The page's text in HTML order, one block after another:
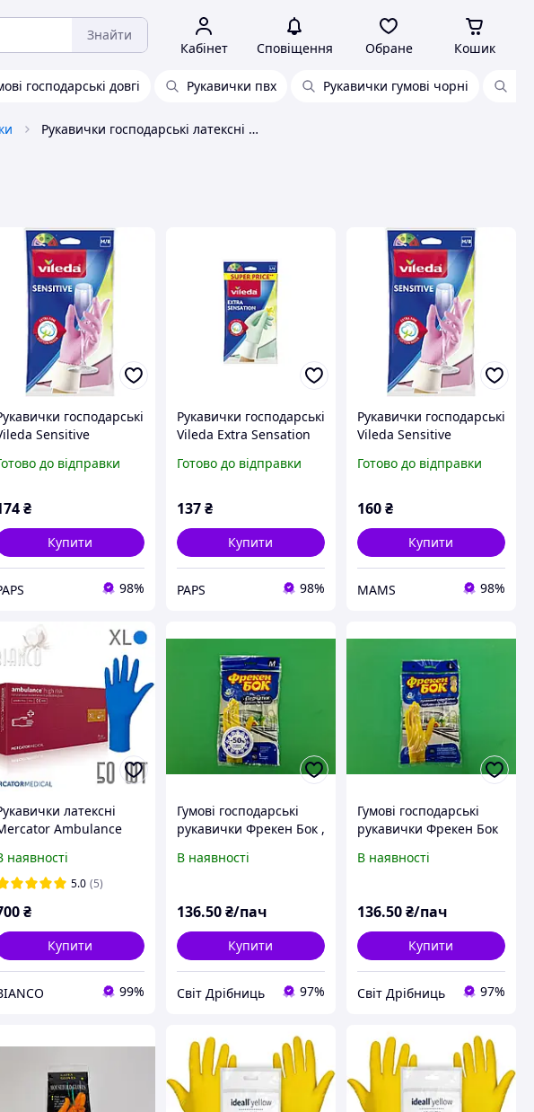
Знайти
Кабінет Сповіщення Обране Кошик
господарські довгі Рукавички пвх Рукавички гумові чорні
Рукавички господарські латексні робіт
господарські
Sensitive
робіт Розмір
до відправки
₴
Купити
98%
Рукавички господарські
Vileda Extra Sensation
делікатних робіт Розмір
Готово до відправки
137 ₴
Купити
PAPS 98%
Рукавички господарські
Vileda Sensitive
делікатних робіт Розмір
(p580109)
Готово до відправки
160₴
Купити
MAMS 98%
латексні
Ambulance
господарські
пудри
наявності
5.0 (5)
₴
Купити
99%
Гумові господарські
рукавички Фрекен Бок ,
посуду, прибирання та
В наявності
136.50 ₴/пач
Купити
Світ Дрібниць 97%
Гумові господарські
рукавички Фрекен Бок
посуду, прибирання та
В наявності
136.50₴/пач
Купити
Світ Дрібниць 97%